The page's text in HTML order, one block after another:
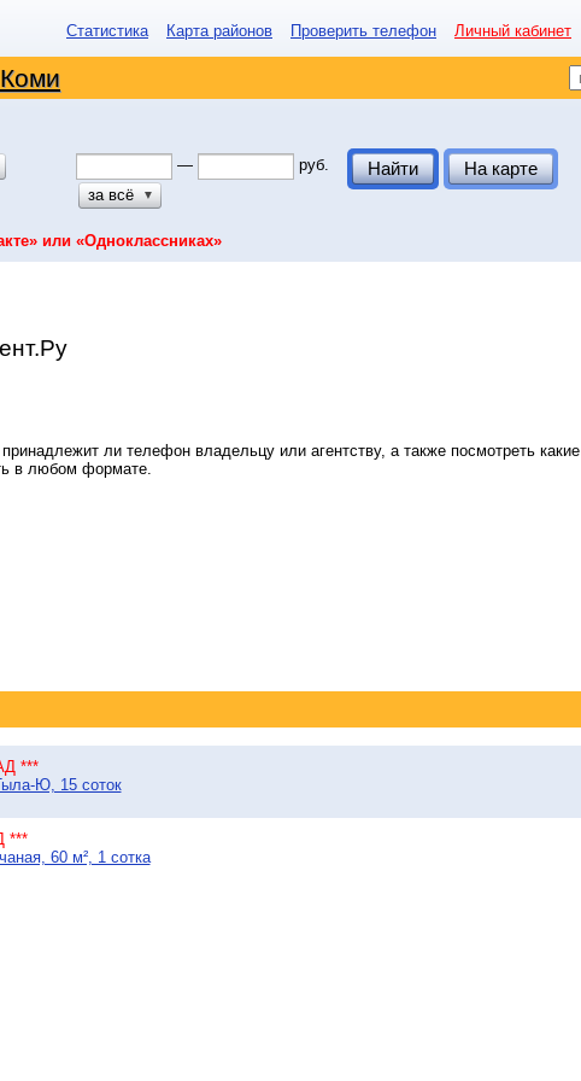
Статистика Карта районов Проверить телефон Личный кабинет
—
руб.
за всё
▼
Найти На карте
или «Одноклассниках»
ли телефон владельцу или агентству, а также посмотреть какие
в любом формате.
***
Ю, 15 соток
***
60 м², 1 сотка